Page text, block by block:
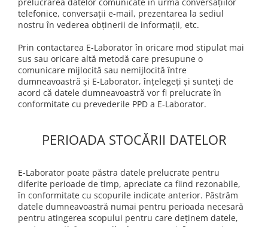
telefonice, conversații e-mail, prezentarea la sediul
nostru în vederea obținerii de informații, etc.
Prin contactarea E-Laborator în oricare mod stipulat mai
sus sau oricare altă metodă care presupune o
comunicare mijlocită sau nemijlocită între
dumneavoastră și E-Laborator, înțelegeți și sunteți de
acord că datele dumneavoastră vor fi prelucrate în
conformitate cu prevederile PPD a E-Laborator.
PERIOADA STOCĂRII DATELOR
E-Laborator poate păstra datele prelucrate pentru
diferite perioade de timp, apreciate ca fiind rezonabile,
în conformitate cu scopurile indicate anterior. Păstrăm
datele dumneavoastră numai pentru perioada necesară
pentru atingerea scopului pentru care deținem datele,